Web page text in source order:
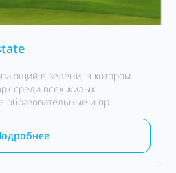
в зелени, в котором
среди всех жилых
и пр.